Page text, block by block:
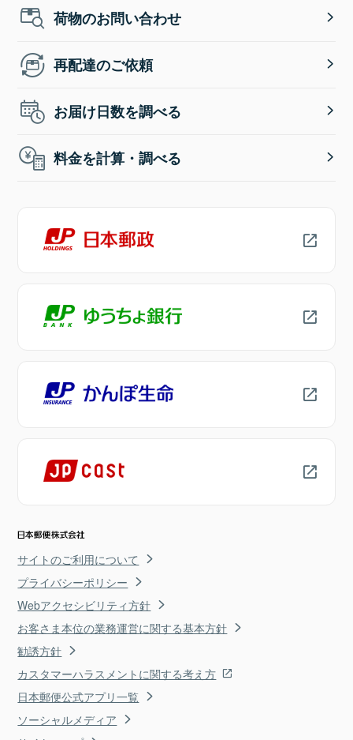
荷物のお問い合わせ
再配達のご依頼
お届け日数を調べる
料金を計算・調べる
サイトのご利用について
プライバシーポリシー
Webアクセシビリティ方針
お客さま本位の業務運営に関する基本方針
勧誘方針
カスタマーハラスメントに関する考え方
日本郵便公式アプリ一覧
ソーシャルメディア